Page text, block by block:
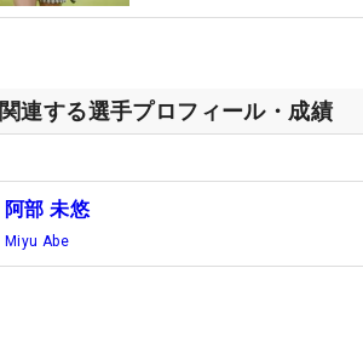
関連する選手プロフィール・成績
阿部 未悠
Miyu Abe